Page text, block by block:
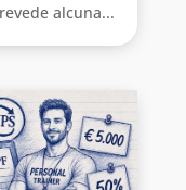
alcuna...